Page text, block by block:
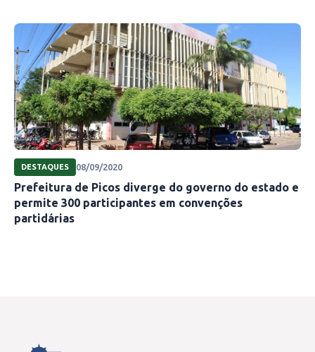
DESTAQUES 08/09/2020
Prefeitura de Picos diverge do governo do estado e
permite 300 participantes em convenções
partidárias